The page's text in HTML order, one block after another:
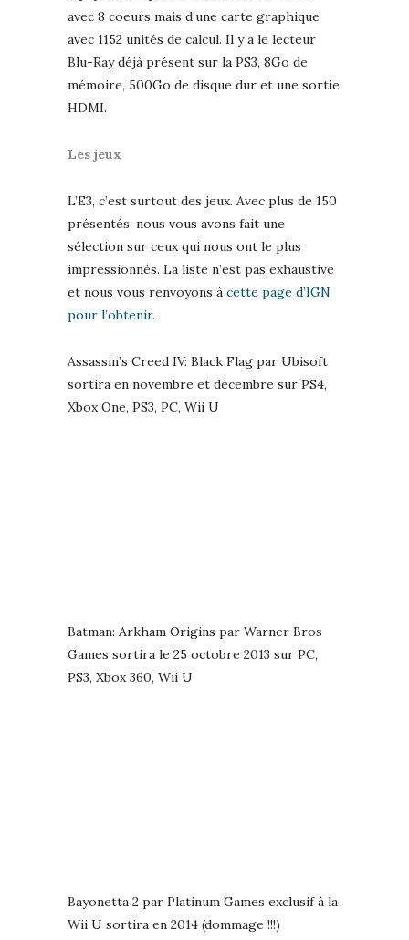
avec 8 coeurs mais d’une carte graphique
avec 1152 unités de calcul. Il y a le lecteur
Blu-Ray déjà présent sur la PS3, 8Go de
mémoire, 500Go de disque dur et une sortie
HDMI.
Les jeux
L’E3, c’est surtout des jeux. Avec plus de 150
présentés, nous vous avons fait une
sélection sur ceux qui nous ont le plus
impressionnés. La liste n’est pas exhaustive
et nous vous renvoyons à cette page d’IGN
pour l’obtenir.
Assassin’s Creed IV: Black Flag par Ubisoft
sortira en novembre et décembre sur PS4,
Xbox One, PS3, PC, Wii U
Batman: Arkham Origins par Warner Bros
Games sortira le 25 octobre 2013 sur PC,
PS3, Xbox 360, Wii U
Bayonetta 2 par Platinum Games exclusif à la
Wii U sortira en 2014 (dommage !!!)